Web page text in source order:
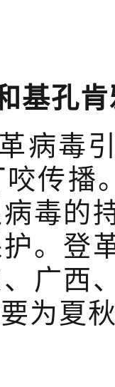
基孔
病毒
传播
毒的
。登
广西
为夏